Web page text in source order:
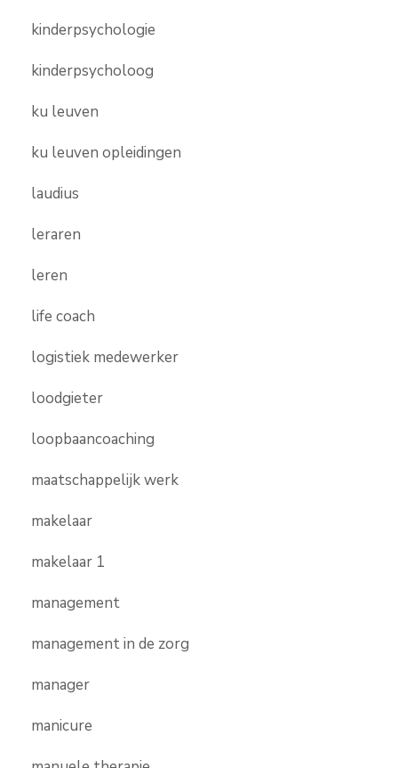
kinderpsychologie
kinderpsycholoog
ku leuven
ku leuven opleidingen
laudius
leraren
leren
life coach
logistiek medewerker
loodgieter
loopbaancoaching
maatschappelijk werk
makelaar
makelaar 1
management
management in de zorg
manager
manicure